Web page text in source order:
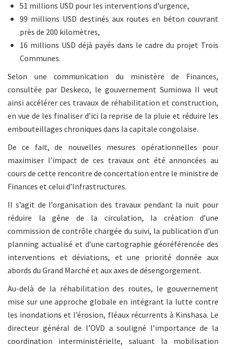
51 millions USD pour les interventions d’urgence,
99 millions USD destinés aux routes en béton couvrant
près de 200 kilomètres,
16 millions USD déjà payés dans le cadre du projet Trois
Communes.
Selon une communication du ministère de Finances,
consultée par Deskeco, le gouvernement Suminwa II veut
ainsi accélérer ces travaux de réhabilitation et construction,
en vue de les finaliser d’ici la reprise de la pluie et réduire les
embouteillages chroniques dans la capitale congolaise.
De ce fait, de nouvelles mesures opérationnelles pour
maximiser l’impact de ces travaux ont été annoncées au
cours de cette rencontre de concertation entre le ministre de
Finances et celui d’Infrastructures.
Il s’agit de l’organisation des travaux pendant la nuit pour
réduire la gêne de la circulation, la création d’une
commission de contrôle chargée du suivi, la publication d’un
planning actualisé et d’une cartographie géoréférencée des
interventions et déviations, et une priorité donnée aux
abords du Grand Marché et aux axes de désengorgement.
Au-delà de la réhabilitation des routes, le gouvernement
mise sur une approche globale en intégrant la lutte contre
les inondations et l’érosion, fléaux récurrents à Kinshasa. Le
directeur général de l’OVD a souligné l’importance de la
coordination interministérielle, saluant la mobilisation